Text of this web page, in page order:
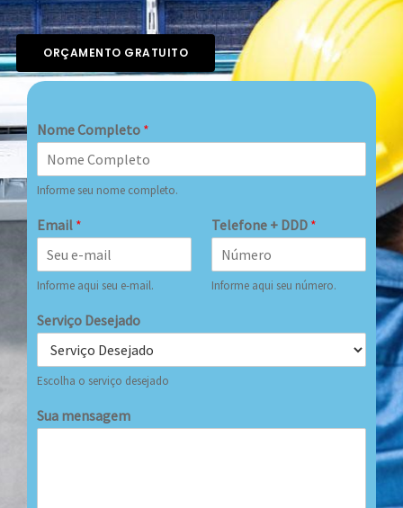
ORÇAMENTO GRATUITO
Nome Completo *
Informe seu nome completo.
Email *
Informe aqui seu e-mail.
Telefone + DDD *
Informe aqui seu número.
Serviço Desejado
Escolha o serviço desejado
Sua mensagem